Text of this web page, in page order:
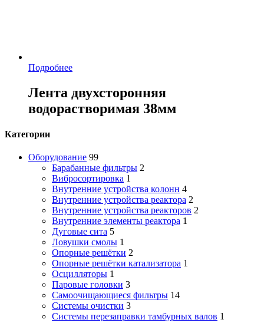
Подробнее
Лента двухсторонняя
водорастворимая 38мм
Категории
Оборудование 99
Барабанные фильтры 2
Вибросортировка 1
Внутренние устройства колонн 4
Внутренние устройства реактора 2
Внутренние устройства реакторов 2
Внутренние элементы реактора 1
Дуговые сита 5
Ловушки смолы 1
Опорные решётки 2
Опорные решётки катализатора 1
Осцилляторы 1
Паровые головки 3
Самоочищающиеся фильтры 14
Системы очистки 3
Системы перезаправки тамбурных валов 1